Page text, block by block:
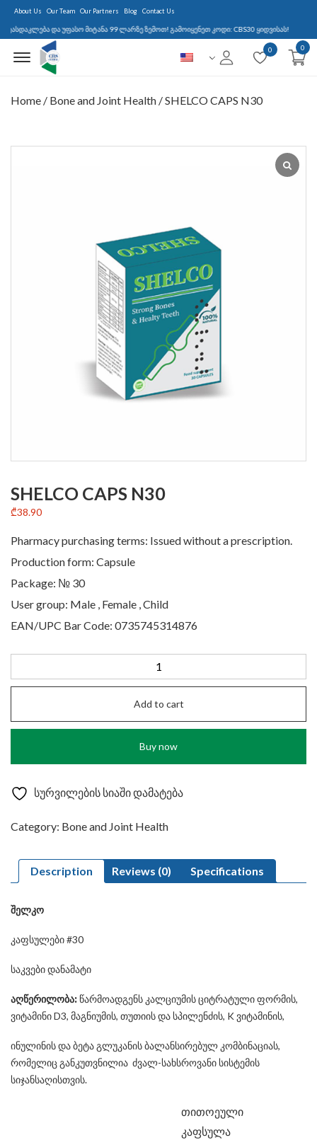
About Us Our Team Our Partners Blog Contact Us
და უფასო მიტანა 99 ლარზე ზემოთ! გამოიყენეთ კოდი: CBS30 ყიდვისას!
Menu Open 0 0
Home / Bone and Joint Health / SHELCO CAPS N30
SHELCO CAPS N30
₾38.90
Pharmacy purchasing terms: Issued without a prescription.
Production form: Capsule
Package: № 30
User group: Male , Female , Child
EAN/UPC Bar Code: 0735745314876
CAPS
quantity
Add to cart
Buy now
სურვილების სიაში დამატება
Category: Bone and Joint Health
Description Reviews (0) Specifications
შელკო
კაფსულები #30
საკვები დანამატი
აღწერილობა: წარმოადგენს კალციუმის ციტრატული ფორმის,
ვიტამინი D3, მაგნიუმის, თუთიის და სპილენძის, K ვიტამინის,
ინულინის და ბეტა გლუკანის ბალანსირებულ კომბინაციას,
რომელიც განკუთვნილია ძვალ-სახსროვანი სისტემის
სიჯანსაღისთვის.
თითოეული
კაფსულა